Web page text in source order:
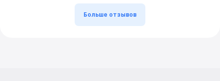
Больше отзывов